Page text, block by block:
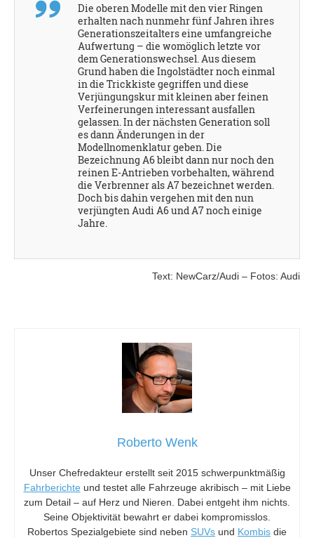
Die oberen Modelle mit den vier Ringen
erhalten nach nunmehr fünf Jahren ihres
Generationszeitalters eine umfangreiche
Aufwertung – die womöglich letzte vor
dem Generationswechsel. Aus diesem
Grund haben die Ingolstädter noch einmal
in die Trickkiste gegriffen und diese
Verjüngungskur mit kleinen aber feinen
Verfeinerungen interessant ausfallen
gelassen. In der nächsten Generation soll
es dann Änderungen in der
Modellnomenklatur geben. Die
Bezeichnung A6 bleibt dann nur noch den
reinen E-Antrieben vorbehalten, während
die Verbrenner als A7 bezeichnet werden.
Doch bis dahin vergehen mit den nun
verjüngten Audi A6 und A7 noch einige
Jahre.
Text: NewCarz/Audi – Fotos: Audi
Roberto Wenk
Unser Chefredakteur erstellt seit 2015 schwerpunktmäßig
Fahrberichte und testet alle Fahrzeuge akribisch – mit Liebe
zum Detail – auf Herz und Nieren. Dabei entgeht ihm nichts.
Seine Objektivität bewahrt er dabei kompromisslos.
Robertos Spezialgebiete sind neben SUVs und Kombis die